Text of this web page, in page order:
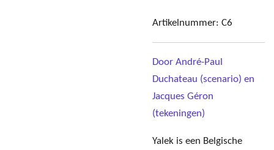
Artikelnummer: C6
Door André-Paul
Duchateau (scenario) en
Jacques Géron
(tekeningen)
Yalek is een Belgische